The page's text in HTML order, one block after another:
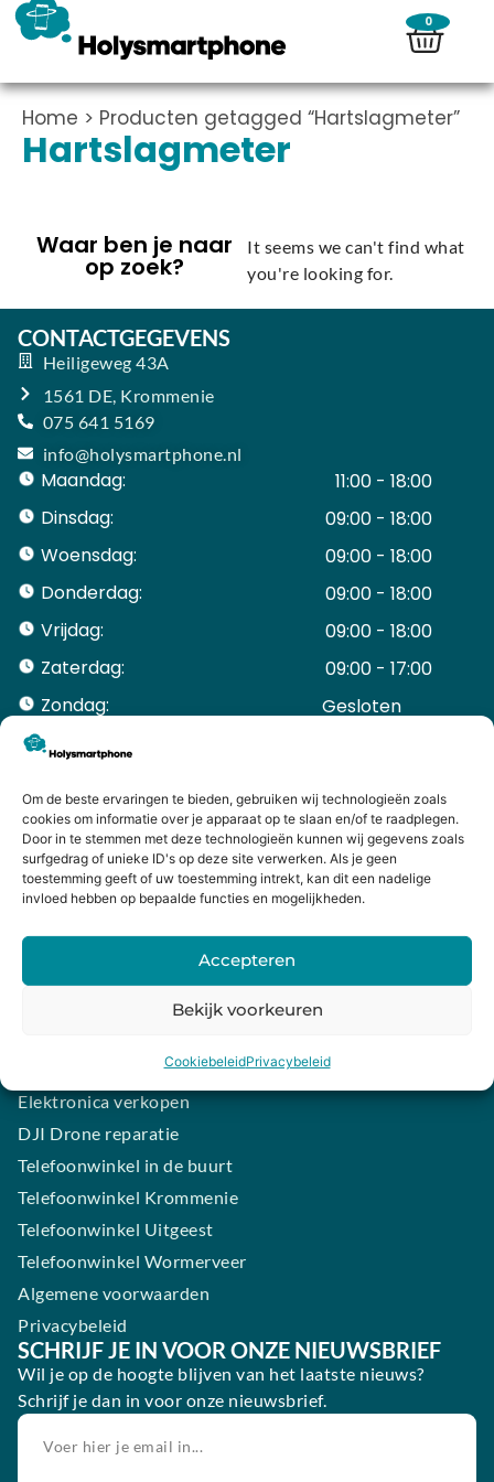
Om de beste ervaringen te bieden, gebruiken wij technologieën zoals
cookies om informatie over je apparaat op te slaan en/of te raadplegen.
Door in te stemmen met deze technologieën kunnen wij gegevens zoals
surfgedrag of unieke ID's op deze site verwerken. Als je geen
toestemming geeft of uw toestemming intrekt, kan dit een nadelige
invloed hebben op bepaalde functies en mogelijkheden.
Accepteren
Bekijk voorkeuren
CookiebeleidPrivacybeleid
0
Home > Producten getagged “Hartslagmeter”
Hartslagmeter
Waar ben je naar
op zoek?
It seems we can't find what
you're looking for.
CONTACTGEGEVENS
Heiligeweg 43A
1561 DE, Krommenie
075 641 5169
info@holysmartphone.nl
Maandag:
11:00 - 18:00
Dinsdag:
09:00 - 18:00
Woensdag:
09:00 - 18:00
Donderdag:
09:00 - 18:00
Vrijdag:
09:00 - 18:00
Zaterdag:
09:00 - 17:00
Zondag:
Gesloten ​ ​ ​ ​ ​ ​ ​
ACCOUNT
Mijn Account
Bestellingen
Mijn winkelwagen
HANDIGE LINKS
Levering en retourneren
Garantie
Contact
Samsung smartphone laten maken
Elektronica verkopen
DJI Drone reparatie
Telefoonwinkel in de buurt
Telefoonwinkel Krommenie
Telefoonwinkel Uitgeest
Telefoonwinkel Wormerveer
Algemene voorwaarden
Privacybeleid
SCHRIJF JE IN VOOR ONZE NIEUWSBRIEF
Wil je op de hoogte blijven van het laatste nieuws?
Schrijf je dan in voor onze nieuwsbrief.